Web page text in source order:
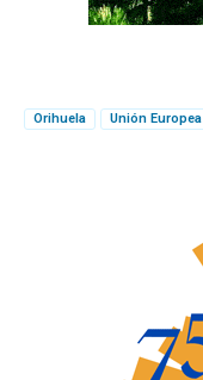
Orihuela
Unión Europea